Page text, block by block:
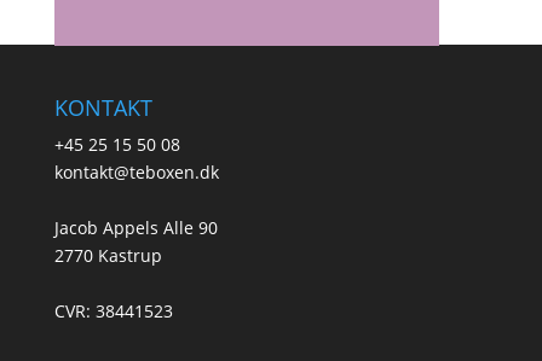
KONTAKT
+45 25 15 50 08
kontakt@teboxen.dk
Jacob Appels Alle 90
2770 Kastrup
CVR: 38441523